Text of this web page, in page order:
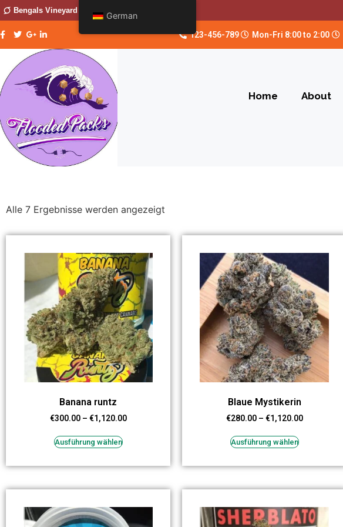
Bengals Vineyard
123-456-789 Mon-Fri 8:00 to 2:00
Home About
Alle 7 Ergebnisse werden angezeigt
Banana runtz
€300.00 – €1,120.00
Ausführung wählen
Blaue Mystikerin
€280.00 – €1,120.00
Ausführung wählen
German